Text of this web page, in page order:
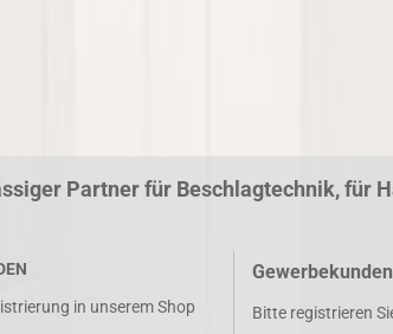
Partner für Beschlagtechnik, für
in unserem Shop
Gewerbekunden
Bitte registrieren